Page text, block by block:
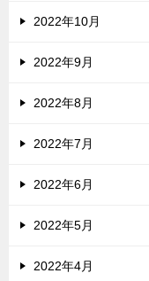
2022年10月
2022年9月
2022年8月
2022年7月
2022年6月
2022年5月
2022年4月